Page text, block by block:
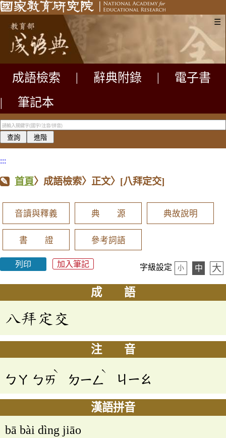
☰
成語檢索 辭典附錄
電子書
|
筆記本
:::
首頁〉成語檢索〉正文〉 [八拜定交]
音讀與釋義 典 源 典故說明
書 證 參考詞語
列印 加入筆記 字級設定 小 中 大
成 語
八拜定交
注 音
ㄅㄚ ㄅㄞ
ˋ
ㄉㄧㄥ
ˋ
ㄐㄧㄠ
漢語拼音
bā bài dìng jiāo